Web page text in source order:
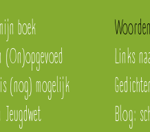
boek
Links
(nog) mogelijk
Blog: